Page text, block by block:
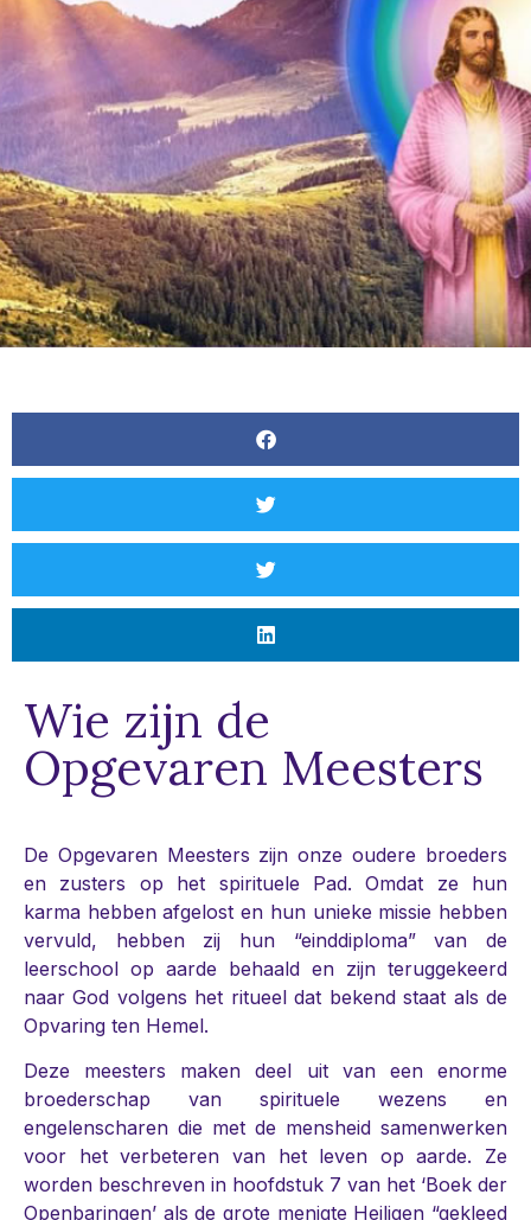
Wie zijn de
Opgevaren Meesters
De Opgevaren Meesters zijn onze oudere broeders
en zusters op het spirituele Pad. Omdat ze hun
karma hebben afgelost en hun unieke missie hebben
vervuld, hebben zij hun “einddiploma” van de
leerschool op aarde behaald en zijn teruggekeerd
naar God volgens het ritueel dat bekend staat als de
Opvaring ten Hemel.
Deze meesters maken deel uit van een enorme
broederschap van spirituele wezens en
engelenscharen die met de mensheid samenwerken
voor het verbeteren van het leven op aarde. Ze
worden beschreven in hoofdstuk 7 van het ‘Boek der
Openbaringen’ als de grote menigte Heiligen “gekleed